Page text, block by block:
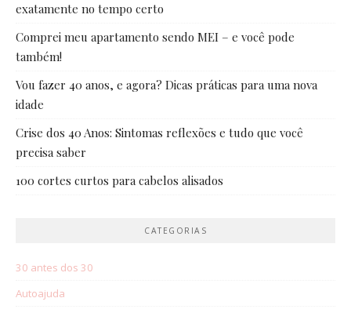
exatamente no tempo certo
Comprei meu apartamento sendo MEI – e você pode
também!
Vou fazer 40 anos, e agora? Dicas práticas para uma nova
idade
Crise dos 40 Anos: Sintomas reflexões e tudo que você
precisa saber
100 cortes curtos para cabelos alisados
CATEGORIAS
30 antes dos 30
Autoajuda